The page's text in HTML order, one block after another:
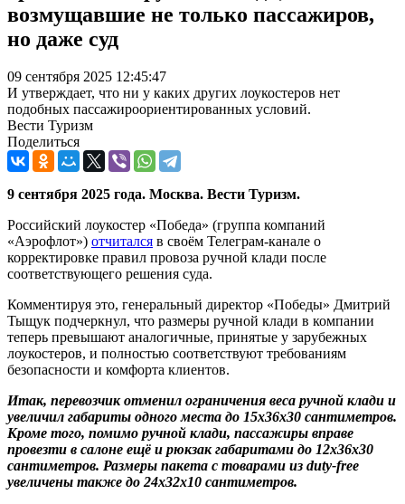
возмущавшие не только пассажиров,
но даже суд
09 сентября 2025 12:45:47
И утверждает, что ни у каких других лоукостеров нет
подобных пассажироориентированных условий.
Вести Туризм
Поделиться
9 сентября 2025 года. Москва. Вести Туризм.
Российский лоукостер «Победа» (группа компаний
«Аэрофлот») отчитался в своём Телеграм-канале о
корректировке правил провоза ручной клади после
соответствующего решения суда.
Комментируя это, генеральный директор «Победы» Дмитрий
Тыщук подчеркнул, что размеры ручной клади в компании
теперь превышают аналогичные, принятые у зарубежных
лоукостеров, и полностью соответствуют требованиям
безопасности и комфорта клиентов.
Итак, перевозчик отменил ограничения веса ручной клади и
увеличил габариты одного места до 15х36х30 сантиметров.
Кроме того, помимо ручной клади, пассажиры вправе
провезти в салоне ещё и рюкзак габаритами до 12х36х30
сантиметров. Размеры пакета с товарами из duty-free
увеличены также до 24х32х10 сантиметров.